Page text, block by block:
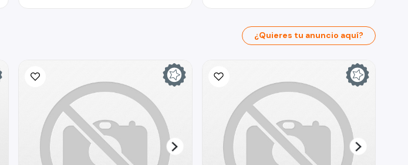
¿Quieres tu anuncio aquí?